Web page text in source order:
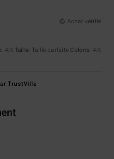
Achat vérifié
: 4/5 Taille: Taille parfaite Coloris: 4/5
TrustVille